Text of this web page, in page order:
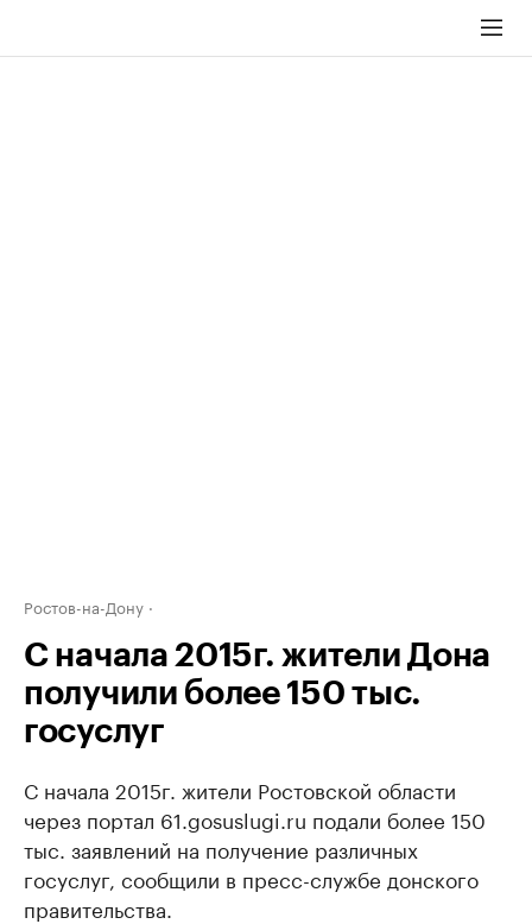
Ростов-на-Дону
С начала 2015г. жители Дона
получили более 150 тыс.
госуслуг
С начала 2015г. жители Ростовской области
через портал 61.gosuslugi.ru подали более 150
тыс. заявлений на получение различных
госуслуг, сообщили в пресс-службе донского
правительства.